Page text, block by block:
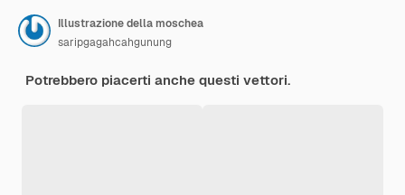
Illustrazione della moschea
saripgagahcahgunung
Potrebbero piacerti anche questi vettori.